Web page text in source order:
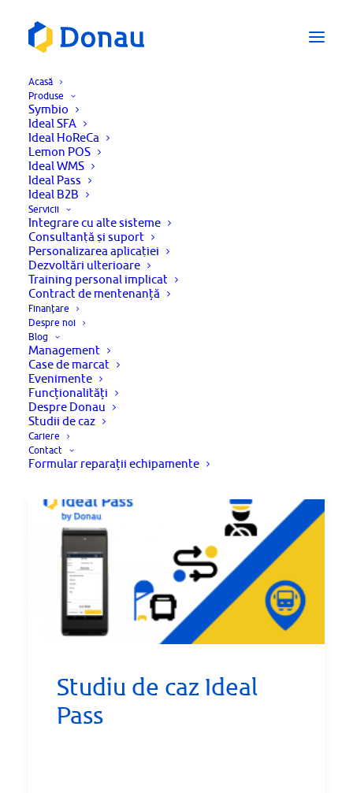
Acasă
Produse
Symbio
Ideal SFA
Ideal HoReCa
Lemon POS
Ideal WMS
Ideal Pass
Ideal B2B
Servicii
Integrare cu alte sisteme
Consultanţă şi suport
Personalizarea aplicaţiei
Dezvoltări ulterioare
Training personal implicat
Contract de mentenanță
Finanțare
Despre noi
Blog
Management
Case de marcat
Evenimente
Funcționalități
Despre Donau
Studii de caz
Cariere
Contact
Formular reparații echipamente
Natalia Constantin
Studiu de caz Ideal
Pass